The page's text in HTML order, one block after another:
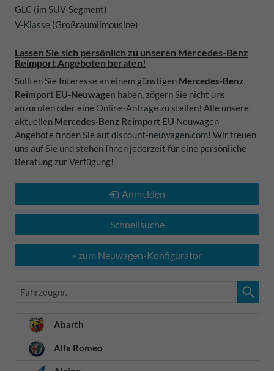
GLC (im SUV-Segment)
V-Klasse (Großraumlimousine)
Lassen Sie sich persönlich zu unseren Mercedes-Benz
Reimport Angeboten beraten!
Sollten Sie Interesse an einem günstigen Mercedes-Benz
Reimport EU-Neuwagen haben, zögern Sie nicht uns
anzurufen oder eine Online-Anfrage zu stellen! Alle unsere
aktuellen Mercedes-Benz Reimport EU Neuwagen
Angebote finden Sie aufdiscount-neuwagen.com! Wir freuen
uns auf Sie und stehen Ihnen jederzeit für eine persönliche
Beratung zur Verfügung!
Anmelden
Schnellsuche
» zum Neuwagen-Konfigurator
Fahrzeugnr.
Abarth
Alfa Romeo